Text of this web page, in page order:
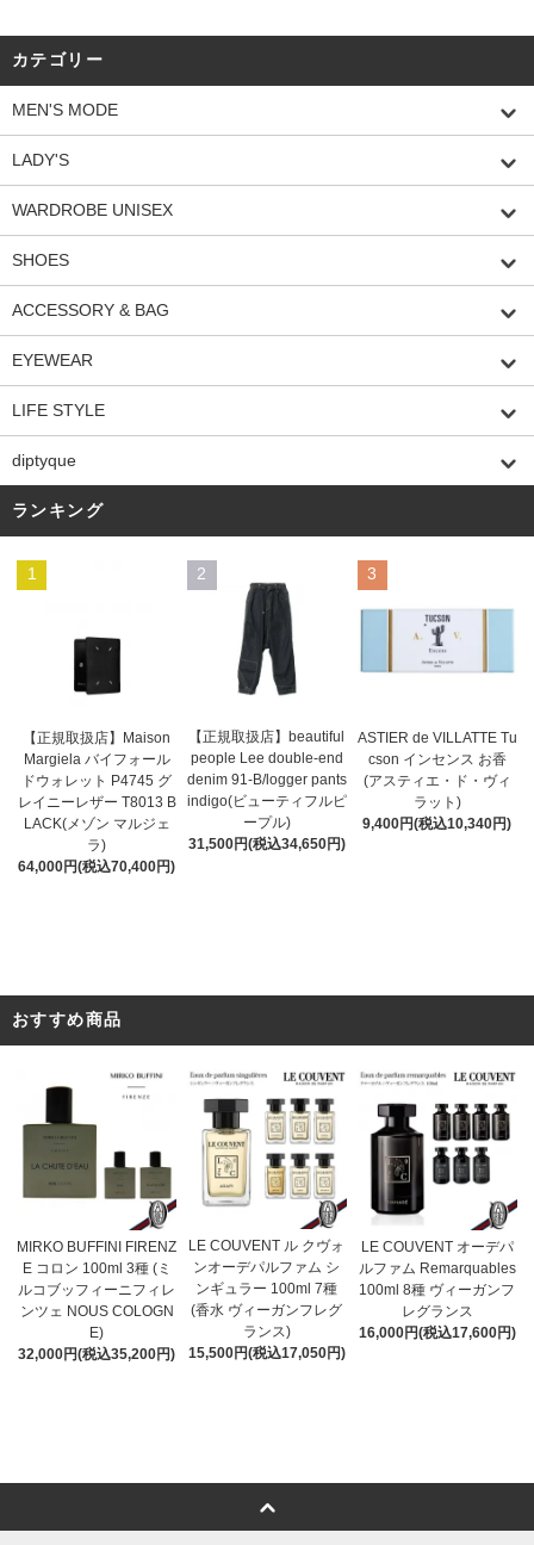
カテゴリー
MEN'S MODE
LADY'S
WARDROBE UNISEX
SHOES
ACCESSORY & BAG
EYEWEAR
LIFE STYLE
diptyque
ランキング
1
【正規取扱店】Maison
Margiela バイフォール
ドウォレット P4745 グ
レイニーレザー T8013 B
LACK(メゾン マルジェ
ラ)
64,000円(税込70,400円)
2
【正規取扱店】beautiful
people Lee double-end
denim 91-B/logger pants
indigo(ビューティフルピ
ープル)
31,500円(税込34,650円)
3
ASTIER de VILLATTE Tu
cson インセンス お香
(アスティエ・ド・ヴィ
ラット)
9,400円(税込10,340円)
おすすめ商品
MIRKO BUFFINI FIRENZ
E コロン 100ml 3種 (ミ
ルコブッフィーニフィレ
ンツェ NOUS COLOGN
E)
32,000円(税込35,200円)
LE COUVENT ル クヴォ
ンオーデパルファム シ
ンギュラー 100ml 7種
(香水 ヴィーガンフレグ
ランス)
15,500円(税込17,050円)
LE COUVENT オーデパ
ルファム Remarquables
100ml 8種 ヴィーガンフ
レグランス
16,000円(税込17,600円)